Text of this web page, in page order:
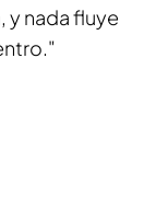
y nada fluye